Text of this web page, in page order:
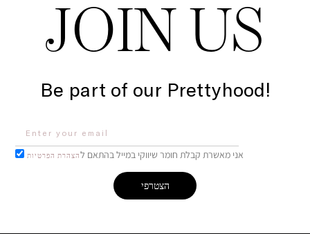
JOIN US
Be part of our Prettyhood!
אני מאשרת קבלת חומר שיווקי במייל בהתאם להצהרת הפרטיות
הצטרפי